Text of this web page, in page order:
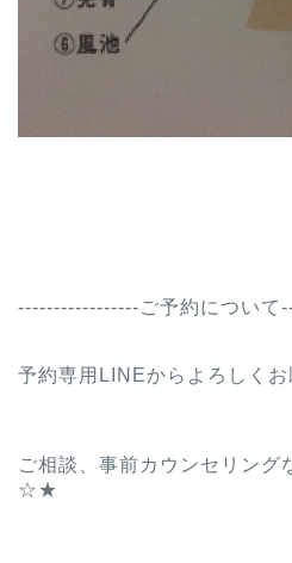
-----------------ご予約について
予約専用LINEからよろしくお
ご相談、事前カウンセリング
☆★